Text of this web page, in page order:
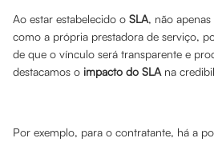
Ao estar estabelecido o SLA, não
como a própria prestadora de serviço,
de que o vínculo será transparente e
destacamos o impacto do SLA na
Por exemplo, para o contratante, há a